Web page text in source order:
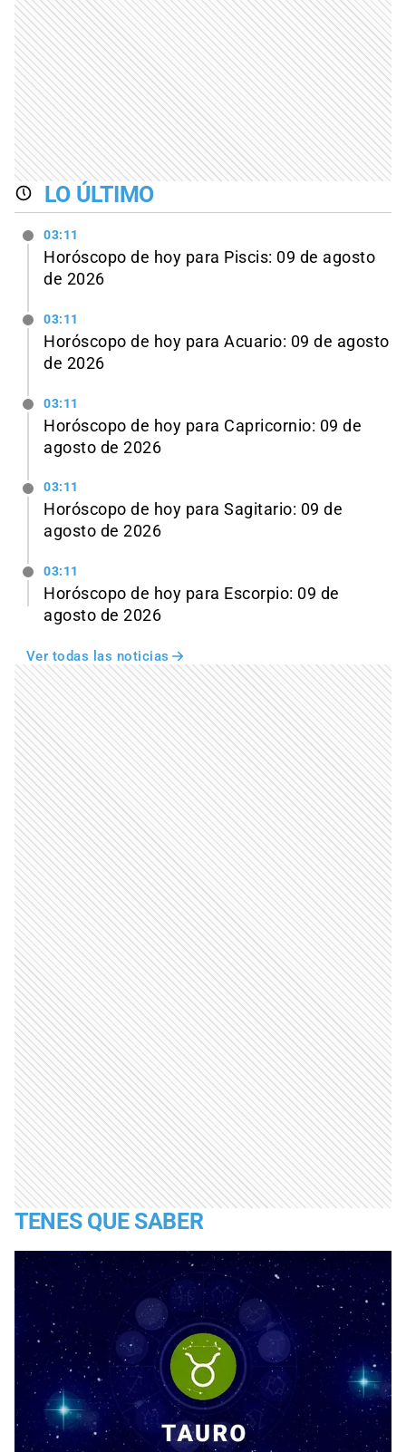
LO ÚLTIMO
03:11
Horóscopo de hoy para Piscis: 09 de agosto
de 2026
03:11
Horóscopo de hoy para Acuario: 09 de agosto
de 2026
03:11
Horóscopo de hoy para Capricornio: 09 de
agosto de 2026
03:11
Horóscopo de hoy para Sagitario: 09 de
agosto de 2026
03:11
Horóscopo de hoy para Escorpio: 09 de
agosto de 2026
Ver todas las noticias
TENES QUE SABER